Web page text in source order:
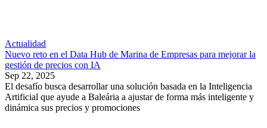
Actualidad
Nuevo reto en el Data Hub de Marina de Empresas para mejorar la
gestión de precios con IA
Sep 22, 2025
El desafío busca desarrollar una solución basada en la Inteligencia
Artificial que ayude a Baleária a ajustar de forma más inteligente y
dinámica sus precios y promociones